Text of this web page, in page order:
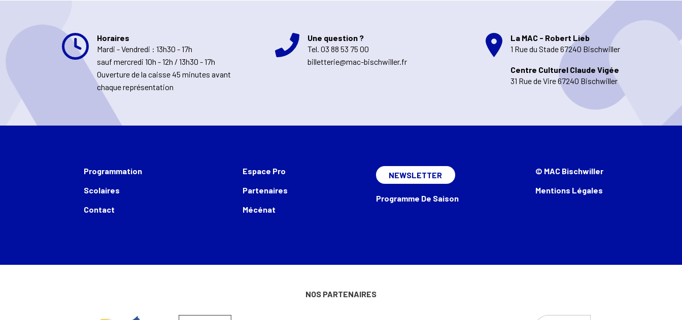
Horaires
Mardi - Vendredi : 13h30 - 17h
sauf mercredi 10h - 12h / 13h30 - 17h
Ouverture de la caisse 45 minutes avant
chaque représentation
Une question ?
Tel. 03 88 53 75 00
billetterie@mac-bischwiller.fr
La MAC - Robert Lieb
1 Rue du Stade 67240 Bischwiller
Centre Culturel Claude Vigée
31 Rue de Vire 67240 Bischwiller
Programmation
Scolaires
Contact
Espace Pro
Partenaires
Mécénat
NEWSLETTER
Programme De Saison
© MAC Bischwiller
Mentions Légales
NOS PARTENAIRES